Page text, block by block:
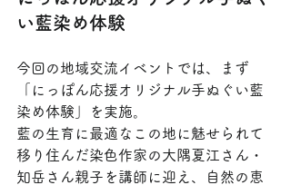
い藍染め体験
今回の地域交流イベントでは、まず
「にっぽん応援オリジナル手ぬぐい藍
染め体験」を実施。
藍の生育に最適なこの地に魅せられて
移り住んだ染色作家の大隅夏江さん・
知岳さん親子を講師に迎え、自然の恵